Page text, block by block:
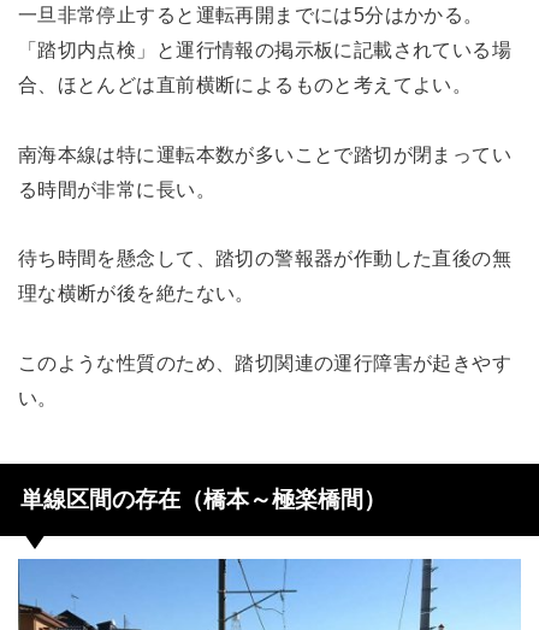
一旦非常停止すると運転再開までには5分はかかる。
「踏切内点検」と運行情報の掲示板に記載されている場
合、ほとんどは直前横断によるものと考えてよい。
南海本線は特に運転本数が多いことで踏切が閉まってい
る時間が非常に長い。
待ち時間を懸念して、踏切の警報器が作動した直後の無
理な横断が後を絶たない。
このような性質のため、踏切関連の運行障害が起きやす
い。
単線区間の存在（橋本～極楽橋間）